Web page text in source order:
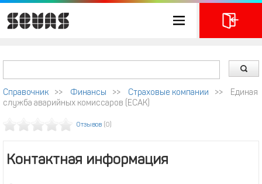
Справочник >> Финансы >> Страховые компании >>
Единая
служба аварийных комиссаров (ЕСАК)
Отзывов (0)
Контактная информация